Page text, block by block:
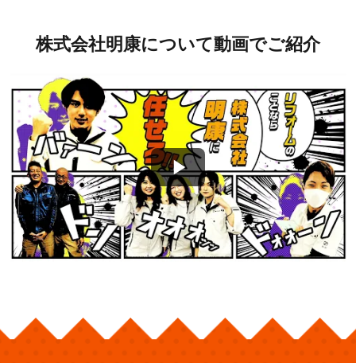
株式会社明康について動画でご紹介